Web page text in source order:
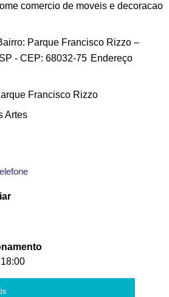
comercio de moveis e decoracao
Parque Francisco Rizzo –
- CEP: 68032-75 Endereço
Francisco Rizzo
Artes